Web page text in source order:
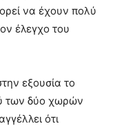
να έχουν πολύ
έλεγχο του
εξουσία το
των δύο χωρών
ότι